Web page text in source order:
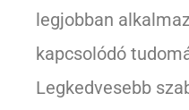
legjobban
kapcsolódó
Legkedvesebb